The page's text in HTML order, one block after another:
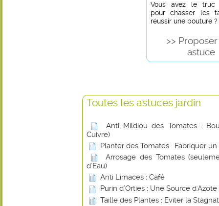
Vous avez le truc
pour chasser les
réussir une bouture ?
>>
astuce
Toutes les astuces jardin
Anti Mildiou des Tomates :
Cuivre)
Planter des Tomates : Fabriquer
Arrosage des Tomates
d'Eau)
Anti Limaces : Café
Purin d’Orties : Une Source
Taille des Plantes : Eviter la